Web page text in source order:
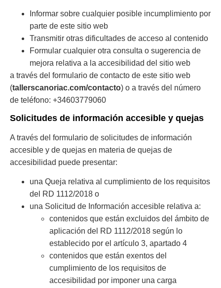
Informar sobre cualquier posible incumplimiento por
parte de este sitio web
Transmitir otras dificultades de acceso al contenido
Formular cualquier otra consulta o sugerencia de
mejora relativa a la accesibilidad del sitio web
a través del formulario de contacto de este sitio web
(tallerscanoriac.com/contacto) o a través del número
de teléfono: +34603779060
Solicitudes de información accesible y quejas
A través del formulario de solicitudes de información
accesible y de quejas en materia de quejas de
accesibilidad puede presentar:
una Queja relativa al cumplimiento de los requisitos
del RD 1112/2018 o
una Solicitud de Información accesible relativa a:
contenidos que están excluidos del ámbito de
aplicación del RD 1112/2018 según lo
establecido por el artículo 3, apartado 4
contenidos que están exentos del
cumplimiento de los requisitos de
accesibilidad por imponer una carga